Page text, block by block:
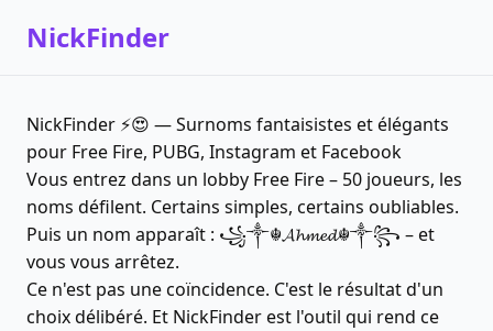
NickFinder
NickFinder ⚡😍 — Surnoms fantaisistes et élégants
pour Free Fire, PUBG, Instagram et Facebook
Vous entrez dans un lobby Free Fire – 50 joueurs, les
noms défilent. Certains simples, certains oubliables.
Puis un nom apparaît : ꧁༒☬𝓐𝓱𝓶𝓮𝓭☬༒꧂ – et
vous vous arrêtez.
Ce n'est pas une coïncidence. C'est le résultat d'un
choix délibéré. Et NickFinder est l'outil qui rend ce